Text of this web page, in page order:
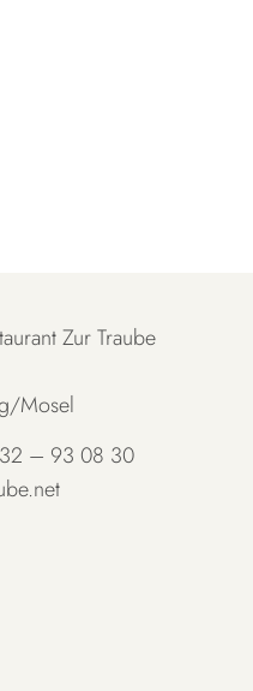
Zur Traube
Mosel
– 93 08 30